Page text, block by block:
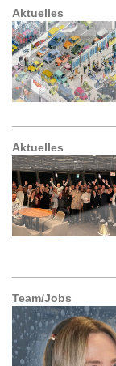
Aktuelles
Aktuelles
Team/Jobs